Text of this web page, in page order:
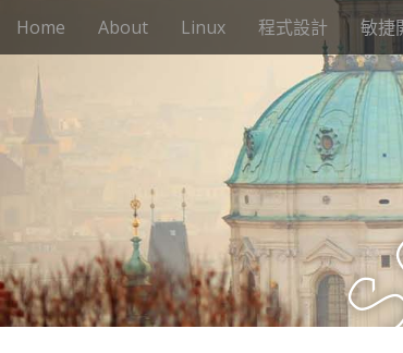
M
e
i
c
n
t
Home About Linux 程式設計 敏捷